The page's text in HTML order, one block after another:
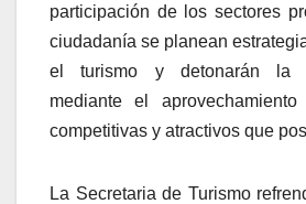
participación de los sectores
ciudadanía se planean
el turismo y detonarán la
mediante el
competitivas y atractivos que
La Secretaria de Turismo